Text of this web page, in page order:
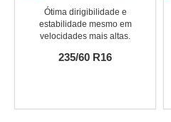
Ótima dirigibilidade e
estabilidade mesmo em
velocidades mais altas.
235/60 R16